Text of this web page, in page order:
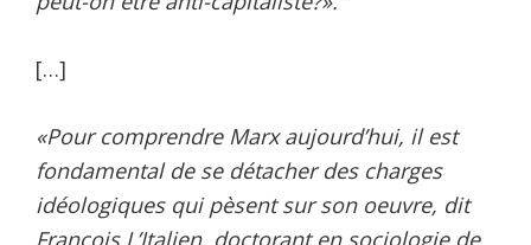
[…]
«Pour comprendre Marx aujourd’hui, il est
fondamental de se détacher des charges
idéologiques qui pèsent sur son oeuvre, dit
François L’Italien, doctorant en sociologie de